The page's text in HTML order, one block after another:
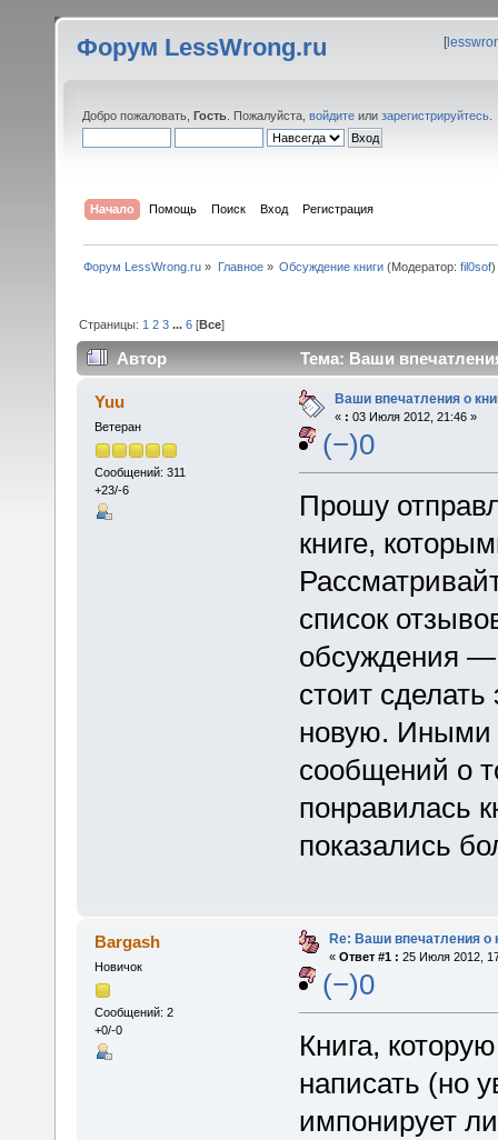
Форум LessWrong.ru [
Добро пожаловать, Гость . Пожалуйста, войдите или зарегистрируйтесь
Начало Помощь Поиск Вход Регистрация
Форум LessWrong.ru » Главное» Обсуждение книги(Модератор: fil0sof)
Страницы: 1 2 3 ...6 [Все]
Автор Тема: Ваши
Yuu
Ветеран
Сообщений: 311
+23/-6
Ваши впечатления о
« : 03 Июля 2012, 21:46 »
(−)0
Прошу
книге,
список
обсуждения —
стоит
новую. Иными
сообщений о
понравилась
показались
Bargash
Новичок
Сообщений: 2
+0/-0
Re: Ваши впечатления о
« Ответ #1 : 25 Июля 2012,
(−)0
Книга,
написать (но
импонирует